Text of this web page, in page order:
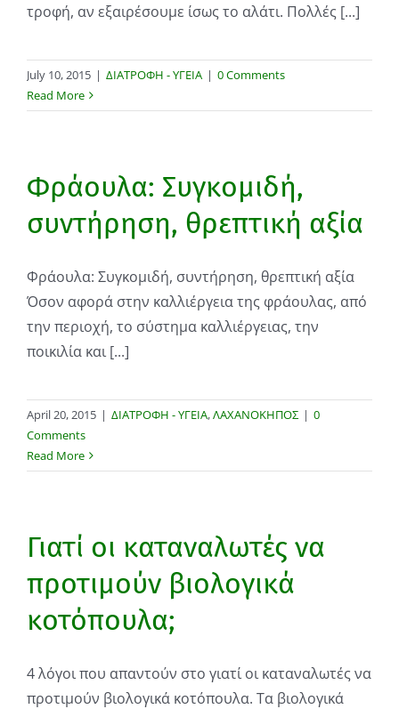
τροφή, αν εξαιρέσουμε ίσως το αλάτι. Πολλές [...]
July 10, 2015 | ΔΙΑΤΡΟΦΗ - ΥΓΕΙΑ | 0 Comments
Read More
Φράουλα: Συγκομιδή,
συντήρηση, θρεπτική αξία
Φράουλα: Συγκομιδή, συντήρηση, θρεπτική αξία
Όσον αφορά στην καλλιέργεια της φράουλας, από
την περιοχή, το σύστημα καλλιέργειας, την
ποικιλία και [...]
April 20, 2015 | ΔΙΑΤΡΟΦΗ - ΥΓΕΙΑ,ΛΑΧΑΝΟΚΗΠΟΣ | 0
Comments
Read More
Γιατί οι καταναλωτές να
προτιμούν βιολογικά
κοτόπουλα;
4 λόγοι που απαντούν στο γιατί οι καταναλωτές να
προτιμούν βιολογικά κοτόπουλα. Τα βιολογικά